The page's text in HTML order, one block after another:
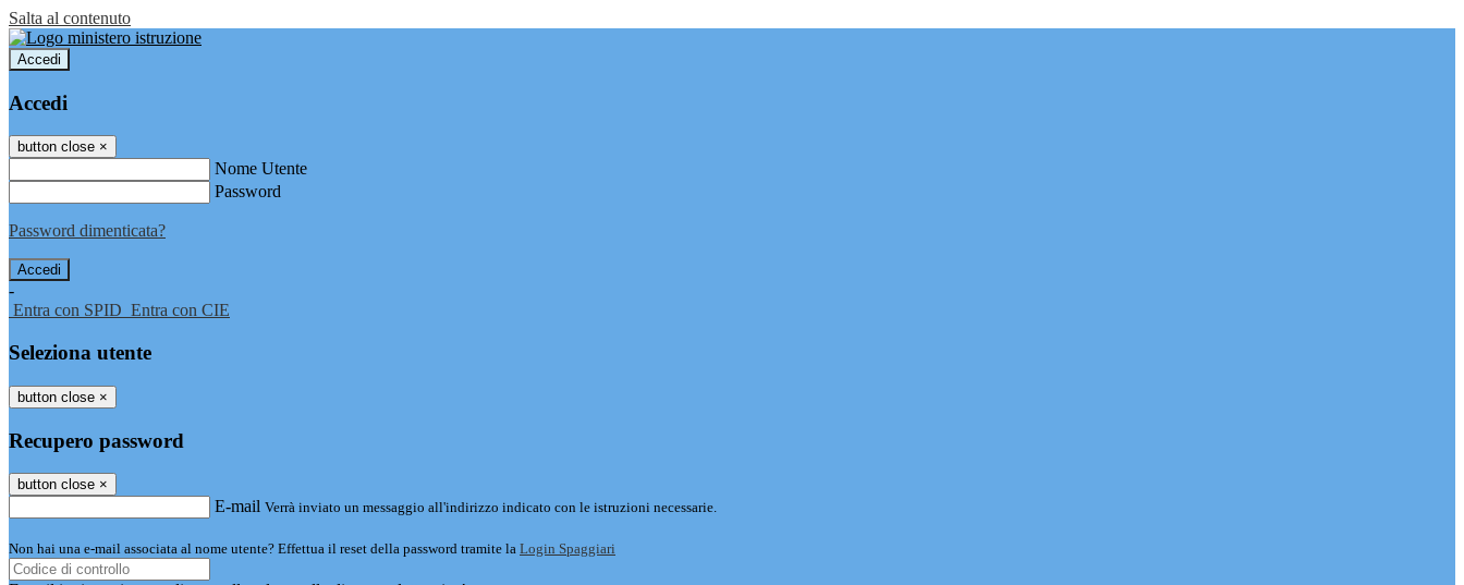
Salta al contenuto
Accedi
Accedi
button close ×
Nome Utente
Password
Password dimenticata?
-
Entra con SPID Entra con CIE
Seleziona utente
button close ×
Recupero password
button close ×
E-mail Verrà inviato un messaggio all'indirizzo indicato con le istruzioni necessarie.
Non hai una e-mail associata al nome utente? Effettua il reset della password tramite la Login Spaggiari